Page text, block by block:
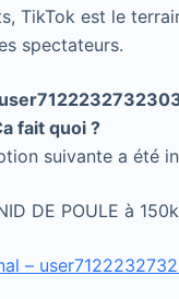
TikTok est le
spectateurs.
fait quoi ?
suivante a été
DE POULE à
–